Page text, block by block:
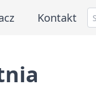
Kontakt